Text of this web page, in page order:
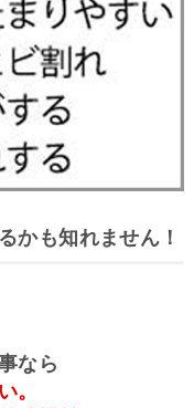
かも知れません！
なら
。